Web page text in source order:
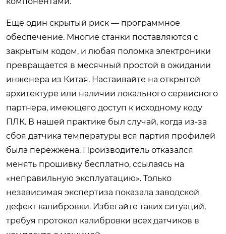
Еще один скрытый риск — программное
обеспечение. Многие станки поставляются с
закрытым кодом, и любая поломка электроники
превращается в месячный простой в ожидании
инженера из Китая. Настаивайте на открытой
архитектуре или наличии локального сервисного
партнера, имеющего доступ к исходному коду
ПЛК. В нашей практике был случай, когда из-за
сбоя датчика температуры вся партия профилей
была пережжена. Производитель отказался
менять прошивку бесплатно, ссылаясь на
«неправильную эксплуатацию». Только
независимая экспертиза показала заводской
дефект калибровки. Избегайте таких ситуаций,
требуя протокол калибровки всех датчиков в